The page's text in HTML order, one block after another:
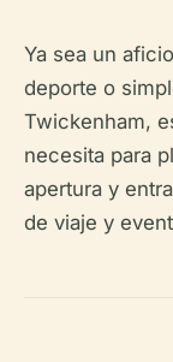
Ya sea un
deporte o
Twickenham,
necesita para
apertura y
de viaje y